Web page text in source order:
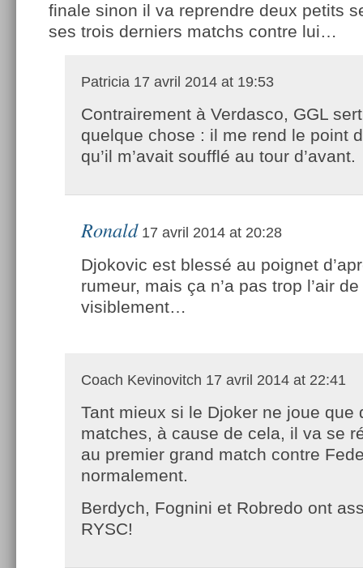
finale sinon il va reprendre deux petits
ses trois derniers matchs contre lui…
Patricia 17 avril 2014 at 19:53
Contrairement à Verdasco, GGL
quelque chose : il me rend le point
qu’il m’avait soufflé au tour d’avant.
Ronald 17 avril 2014 at 20:28
Djokovic est blessé au poignet
rumeur, mais ça n’a pas trop l’air
visiblement…
Coach Kevinovitch 17 avril 2014 at 22:41
Tant mieux si le Djoker ne joue que
matches, à cause de cela, il va se
au premier grand match contre
normalement.
Berdych, Fognini et Robredo ont
RYSC!